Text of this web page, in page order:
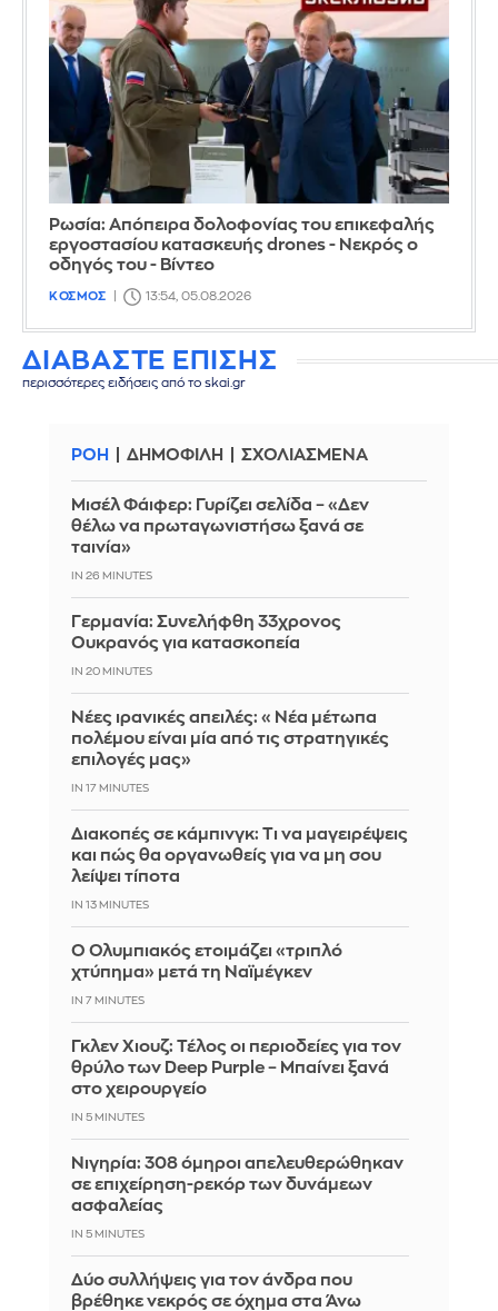
Ρωσία: Απόπειρα δολοφονίας του επικεφαλής
εργοστασίου κατασκευής drones - Νεκρός ο
οδηγός του - Βίντεο
ΚΟΣΜΟΣ 13:54, 05.08.2026
ΔΙΑΒΑΣΤΕ ΕΠΙΣΗΣ
περισσότερες ειδήσεις από το skai.gr
ΡΟΗ ΔΗΜΟΦΙΛΗ ΣΧΟΛΙΑΣΜΕΝΑ
Μισέλ Φάιφερ: Γυρίζει σελίδα – «Δεν
θέλω να πρωταγωνιστήσω ξανά σε
ταινία»
IN 26 MINUTES
Γερμανία: Συνελήφθη 33χρονος
Ουκρανός για κατασκοπεία
IN 20 MINUTES
Νέες ιρανικές απειλές: «Νέα μέτωπα
πολέμου είναι μία από τις στρατηγικές
επιλογές μας»
IN 17 MINUTES
Διακοπές σε κάμπινγκ: Τι να μαγειρέψεις
και πώς θα οργανωθείς για να μη σου
λείψει τίποτα
IN 13 MINUTES
Ο Ολυμπιακός ετοιμάζει «τριπλό
χτύπημα» μετά τη Ναϊμέγκεν
IN 7 MINUTES
Γκλεν Χιουζ: Τέλος οι περιοδείες για τον
θρύλο των Deep Purple – Μπαίνει ξανά
στο χειρουργείο
IN 5 MINUTES
Νιγηρία: 308 όμηροι απελευθερώθηκαν
σε επιχείρηση-ρεκόρ των δυνάμεων
ασφαλείας
IN 5 MINUTES
Δύο συλλήψεις για τον άνδρα που
βρέθηκε νεκρός σε όχημα στα Άνω